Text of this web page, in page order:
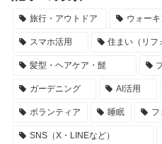
旅行・アウトドア ウォー
スマホ活用 住まい（リフ
髪型・ヘアケア・髭
ガーデニング AI活用
ボランティア 睡眠 フ
SNS（X・LINEなど）